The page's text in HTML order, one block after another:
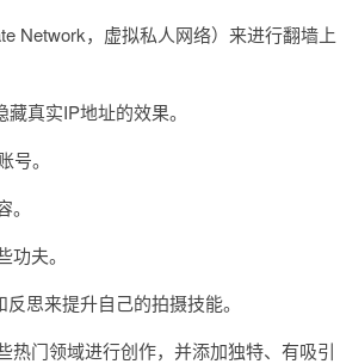
知
乎
Network，虚拟私人网络）来进行翻墙上
真实IP地址的效果。
。
夫。
思来提升自己的拍摄技能。
门领域进行创作，并添加独特、有吸引